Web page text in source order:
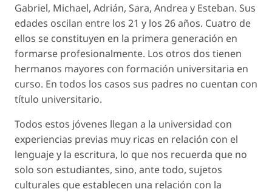
Gabriel, Michael, Adrián, Sara, Andrea y Esteban. Sus
edades oscilan entre los 21 y los 26 años. Cuatro de
ellos se constituyen en la primera generación en
formarse profesionalmente. Los otros dos tienen
hermanos mayores con formación universitaria en
curso. En todos los casos sus padres no cuentan con
título universitario.
Todos estos jóvenes llegan a la universidad con
experiencias previas muy ricas en relación con el
lenguaje y la escritura, lo que nos recuerda que no
solo son estudiantes, sino, ante todo, sujetos
culturales que establecen una relación con la